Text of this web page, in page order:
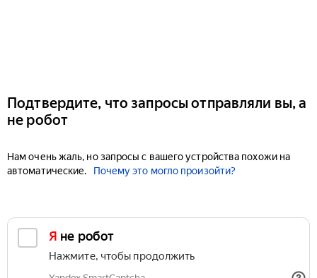
Подтвердите, что запросы отправляли вы, а
не робот
Нам очень жаль, но запросы с вашего устройства похожи на
автоматические.
Почему это могло произойти?
Я не робот
Нажмите, чтобы продолжить